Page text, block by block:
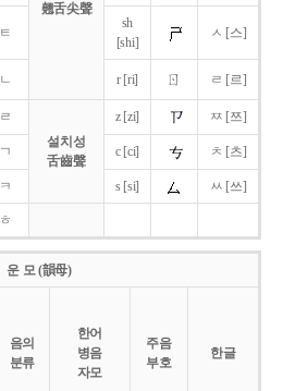
翹舌尖聲
ㅌ
sh
[shi]
ㅅ [스]
ㄴ r [ri] ㄖ ㄹ [르]
ㄹ
설치성
舌齒聲
z [zi] ㅉ [쯔]
ㄱ c [ci] ㅊ [츠]
ㅋ s [si] ㅆ [쓰]
ㅎ
운 모 (韻母)
음의
분류
한어
병음
자모
주음
부호
한글